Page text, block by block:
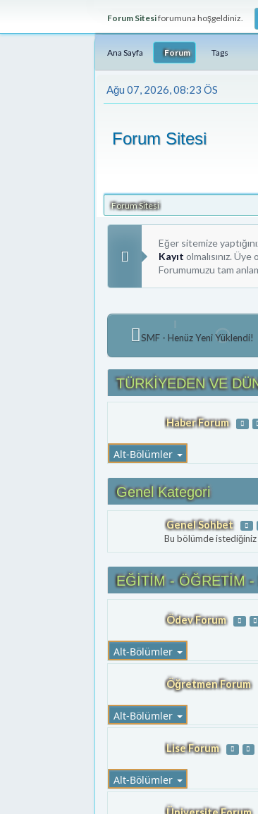
Forum Sitesiforumuna hoşgeldiniz.
Ana Sayfa Forum Tags
Ağu 07, 2026, 08:23 ÖS
Forum Sitesi
Forum Sitesi
Eğer sitemize
Kayıt olmalısınız.
Forumumuzu tam
SMF - Henüz Yeni Yüklendi!
TÜRKİYEDEN VE
Haber Forum
Alt-Bölümler
Genel Kategori
Genel Sohbet
Bu bölümde
EĞİTİM - ÖĞRETİM -
Ödev Forum
Alt-Bölümler
Öğretmen Forum
Alt-Bölümler
Lise Forum
Alt-Bölümler